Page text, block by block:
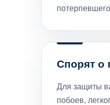
Спорят о
Для защиты
побоев,